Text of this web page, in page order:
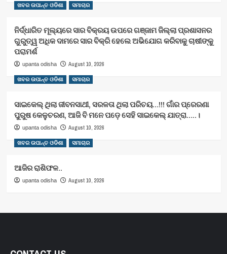
ଖବର ଉପାନ୍ତ ଓଡିଶା ସମାଚାର
ନିର୍ଦ୍ଧାରିତ ମୂଲ୍ୟରେ ସାର ବିକ୍ରୟ ଉପରେ ଗଞ୍ଜାମ ଜିଲ୍ଲା ପ୍ରଶାସନର
ଗୁରୁତ୍ୱ ଅଧିକ ଦାମରେ ସାର ବିକ୍ରି ହେଲେ ଅଭିଯୋଗ କରିବାକୁ ଚାଷୀଙ୍କୁ
ପରାମର୍ଶ
upanta odisha August 10, 2026
ଖବର ଉପାନ୍ତ ଓଡିଶା ସମାଚାର
ସାଇକେଲ୍ ଥିଲା ଜୀବନସାଥୀ, ସରଳତା ଥିଲା ପରିଚୟ…!!! ଗାଁର ପ୍ରେରଣା
ପୁରୁଷ କେଳୁଚରଣ, ଆଜି ବି ମନେ ପଡ଼େ ସେହି ସାଇକେଲ୍ ଯାତ୍ରା…..।
upanta odisha August 10, 2026
ଖବର ଉପାନ୍ତ ଓଡିଶା ସମାଚାର
ଆଜିର ରାଶିଫଳ..
upanta odisha August 10, 2026